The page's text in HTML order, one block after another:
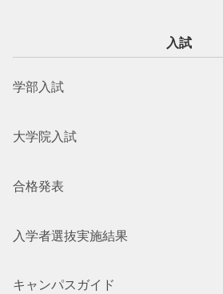
入試
学部入試
大学院入試
合格発表
入学者選抜実施結果
キャンパスガイド